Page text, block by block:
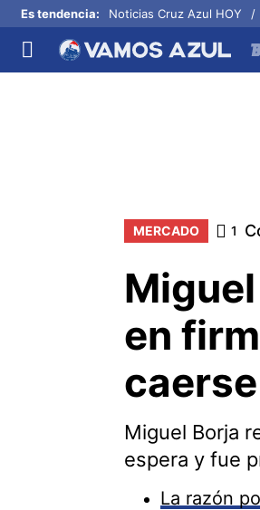
Es tendencia: Noticias Cruz Azul HOY
MERCADO 1
en
Miguel Borja
espera y fue
La razón